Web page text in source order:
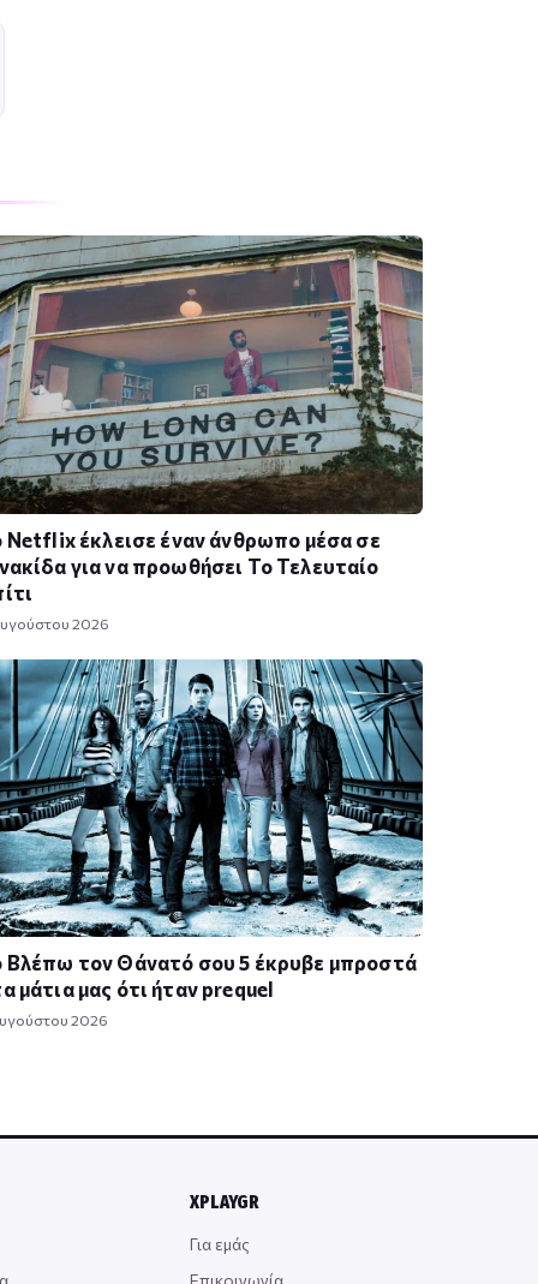
Netflix έκλεισε έναν άνθρωπο μέσα σε
για να προωθήσει Το Τελευταίο
2026
Βλέπω τον Θάνατό σου 5 έκρυβε μπροστά
μάτια μας ότι ήταν prequel
2026
XPLAYGR
Για εμάς